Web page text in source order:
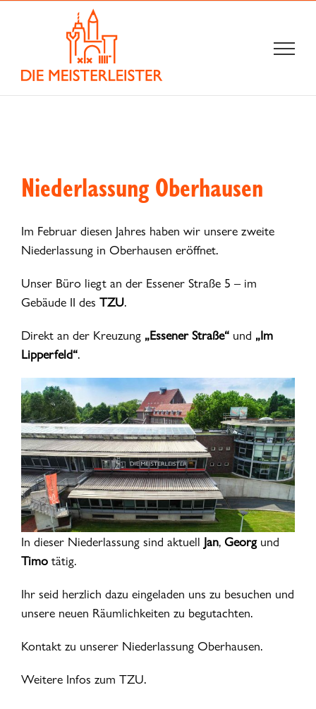
Niederlassung Oberhausen
Im Februar diesen Jahres haben wir unsere zweite
Niederlassung in Oberhausen eröffnet.
Unser Büro liegt an der Essener Straße 5 – im
Gebäude II des TZU.
Direkt an der Kreuzung „Essener Straße“ und „Im
Lipperfeld“.
In dieser Niederlassung sind aktuell Jan, Georgund
Timo tätig.
Ihr seid herzlich dazu eingeladen uns zu besuchen und
unsere neuen Räumlichkeiten zu begutachten.
Kontakt zu unserer Niederlassung Oberhausen.
Weitere Infos zum TZU.